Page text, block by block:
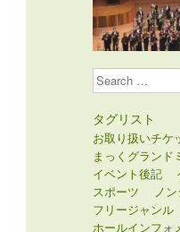
Search
タグリスト
お取り扱いチケ
まっくグランド
イベント後記
スポーツ
ノ
フリージャンル
ホールインフォ